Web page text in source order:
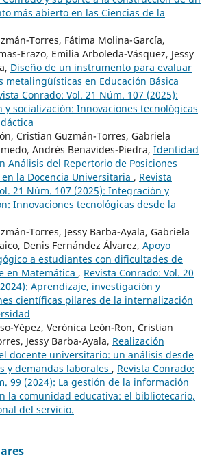
más abierto en las Ciencias de la
Torres, Fátima Molina-García,
Erazo, Emilia Arboleda-Vásquez, Jessy
Diseño de un instrumento para evaluar
metalingüísticas en Educación Básica
Conrado: Vol. 21 Núm. 107 (2025):
y socialización: Innovaciones tecnológicas
Cristian Guzmán-Torres, Gabriela
Andrés Benavides-Piedra, Identidad
Análisis del Repertorio de Posiciones
en la Docencia Universitaria , Revista
21 Núm. 107 (2025): Integración y
Innovaciones tecnológicas desde la
Torres, Jessy Barba-Ayala, Gabriela
Denis Fernández Álvarez, Apoyo
a estudiantes con dificultades de
en Matemática , Revista Conrado: Vol. 20
Aprendizaje, investigación y
científicas pilares de la internalización
Yépez, Verónica León-Ron, Cristian
Jessy Barba-Ayala, Realización
docente universitario: un análisis desde
y demandas laborales , Revista Conrado:
99 (2024): La gestión de la información
la comunidad educativa: el bibliotecario,
del servicio.